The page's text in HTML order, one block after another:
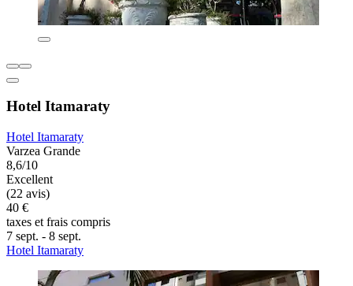
Hotel Itamaraty
Hotel Itamaraty
Varzea Grande
8,6/10
Excellent
(22 avis)
40 €
taxes et frais compris
7 sept. - 8 sept.
Hotel Itamaraty